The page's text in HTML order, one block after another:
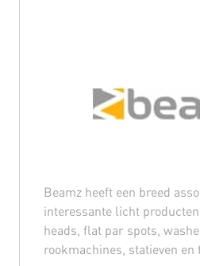
Beamz heeft een breed
interessante licht
heads, flat par spots,
rookmachines, statieven en